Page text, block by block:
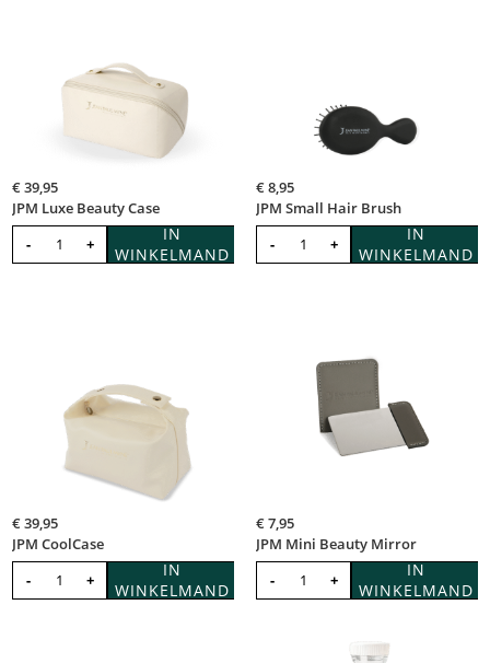
JPM Luxe Beauty Case
€39,95
- +
IN
WINKELMAND
JPM Small Hair Brush
€8,95
- +
IN
WINKELMAND
JPM CoolCase
€39,95
- +
IN
WINKELMAND
JPM Mini Beauty Mirror
€7,95
- +
IN
WINKELMAND